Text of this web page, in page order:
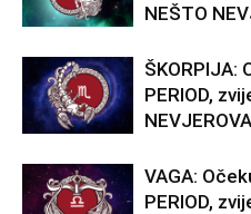
NEŠTO
ŠKORPIJA:
PERIOD,
VAGA:
PERIOD,